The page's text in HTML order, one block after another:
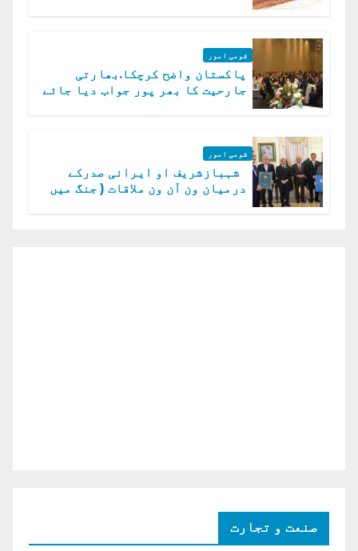
قومی امور
پاکستان واضح کرچکا.بھارتی
جارحیت کا بھر پور جواب دیا جائے
قومی امور
شہبازشریف او ایرانی صدرکے
درمیان ون آن ون ملاقات ( جنگ میں
صنعت و تجارت